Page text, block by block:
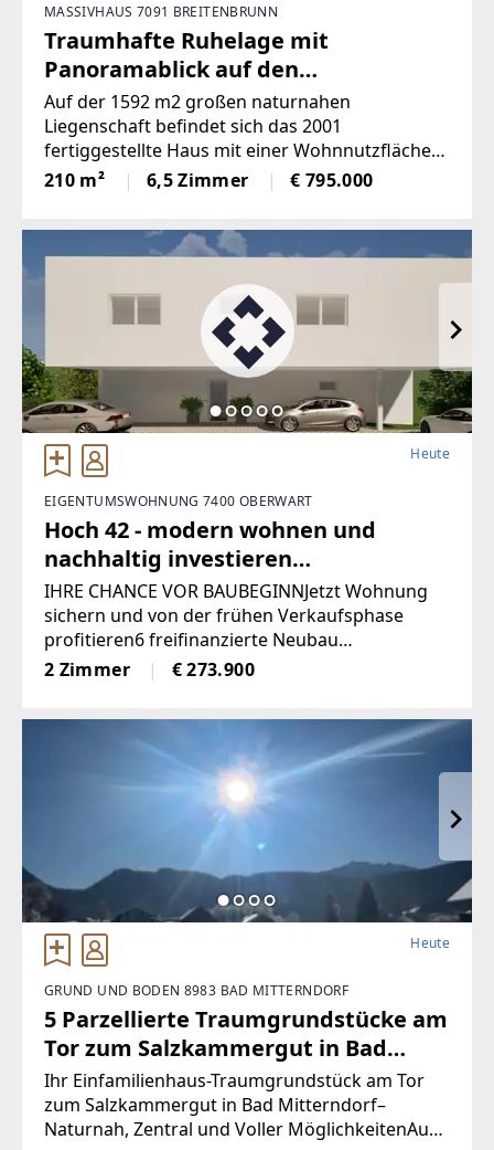
MASSIVHAUS 7091 BREITENBRUNN
Traumhafte Ruhelage mit
Panoramablick auf den
Neusiedlersee (Provisionsfrei)
Auf der 1592 m2 großen naturnahen
Liegenschaft befindet sich das 2001
fertiggestellte Haus mit einer Wohnnutzfläche
von ca. 210 m2. Die großen Fensterspenden viel
Tageslicht und ermöglichen auf mehreren
210 m² 6,5 Zimmer € 795.000
Heute
EIGENTUMSWOHNUNG 7400 OBERWART
Hoch 42 - modern wohnen und
nachhaltig investieren
(Provisionsfrei)
IHRE CHANCE VOR BAUBEGINNJetzt Wohnung
sichern und von der frühen Verkaufsphase
profitieren6 freifinanzierte Neubau
EigentumswohnungenWohnungsgrößen von
ca. 50 m² bis 68 m²Alle Wohnungen sind
2 Zimmer € 273.900
Heute
GRUND UND BODEN 8983 BAD MITTERNDORF
5 Parzellierte Traumgrundstücke am
Tor zum Salzkammergut in Bad
Mitterndorf - naturnah, zentral und
voller Möglichkeiten (Provisionsfrei)
Ihr Einfamilienhaus-Traumgrundstück am Tor
zum Salzkammergut in Bad Mitterndorf–
Naturnah, Zentral und Voller MöglichkeitenAuch